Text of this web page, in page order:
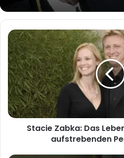
Stacie
Zabka:
Das
Leben
und
Wirken
einer
aufstrebenden
Persönlichkeit
Stacie Zabka: Das
aufstrebenden